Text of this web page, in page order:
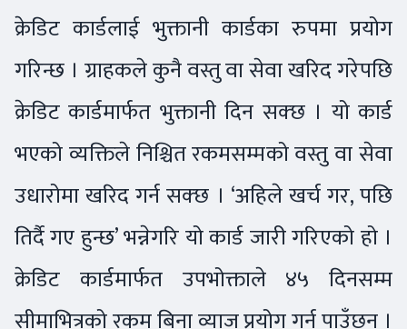
क्रेडिट कार्डलाई भुक्तानी कार्डका रुपमा प्रयोग
गरिन्छ । ग्राहकले कुनै वस्तु वा सेवा खरिद गरेपछि
क्रेडिट कार्डमार्फत भुक्तानी दिन सक्छ । यो कार्ड
भएको व्यक्तिले निश्चित रकमसम्मको वस्तु वा सेवा
उधारोमा खरिद गर्न सक्छ । ‘अहिले खर्च गर, पछि
तिर्दै गए हुन्छ’ भन्नेगरि यो कार्ड जारी गरिएको हो ।
क्रेडिट कार्डमार्फत उपभोक्ताले ४५ दिनसम्म
सीमाभित्रको रकम बिना व्याज प्रयोग गर्न पाउँछन् ।